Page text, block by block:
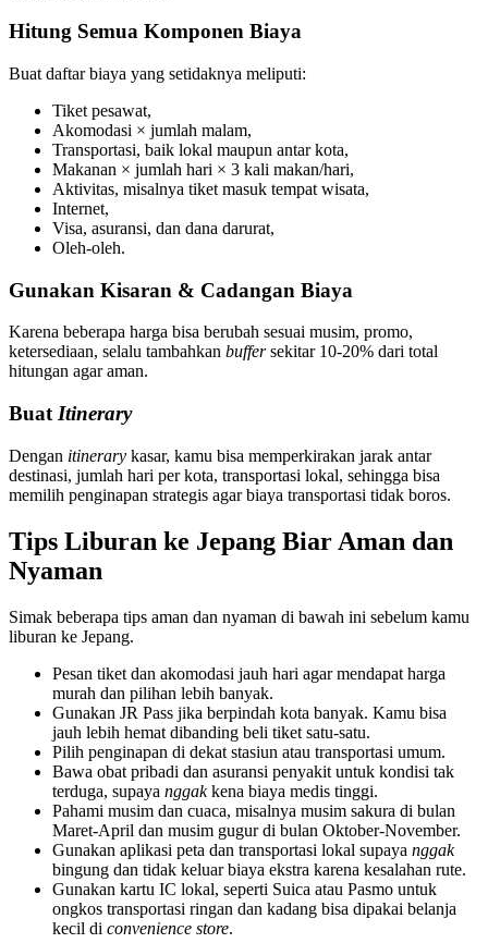
Hitung Semua Komponen Biaya
Buat daftar biaya yang setidaknya meliputi:
Tiket pesawat,
Akomodasi × jumlah malam,
Transportasi, baik lokal maupun antar kota,
Makanan × jumlah hari × 3 kali makan/hari,
Aktivitas, misalnya tiket masuk tempat wisata,
Internet,
Visa, asuransi, dan dana darurat,
Oleh-oleh.
Gunakan Kisaran & Cadangan Biaya
Karena beberapa harga bisa berubah sesuai musim, promo,
ketersediaan, selalu tambahkan buffersekitar 10-20% dari total
hitungan agar aman.
Buat Itinerary
Dengan itinerary kasar, kamu bisa memperkirakan jarak antar
destinasi, jumlah hari per kota, transportasi lokal, sehingga bisa
memilih penginapan strategis agar biaya transportasi tidak boros.
Tips Liburan ke Jepang Biar Aman dan
Nyaman
Simak beberapa tips aman dan nyaman di bawah ini sebelum kamu
liburan ke Jepang.
Pesan tiket dan akomodasi jauh hari agar mendapat harga
murah dan pilihan lebih banyak.
Gunakan JR Pass jika berpindah kota banyak. Kamu bisa
jauh lebih hemat dibanding beli tiket satu-satu.
Pilih penginapan di dekat stasiun atau transportasi umum.
Bawa obat pribadi dan asuransi penyakit untuk kondisi tak
terduga, supaya nggakkena biaya medis tinggi.
Pahami musim dan cuaca, misalnya musim sakura di bulan
Maret-April dan musim gugur di bulan Oktober-November.
Gunakan aplikasi peta dan transportasi lokal supaya nggak
bingung dan tidak keluar biaya ekstra karena kesalahan rute.
Gunakan kartu IC lokal, seperti Suica atau Pasmo untuk
ongkos transportasi ringan dan kadang bisa dipakai belanja
kecil di convenience store.